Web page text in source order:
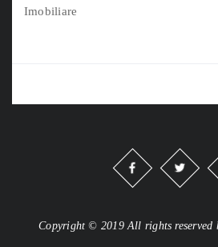
Imobiliare
Copyright © 2019 All rights reserved